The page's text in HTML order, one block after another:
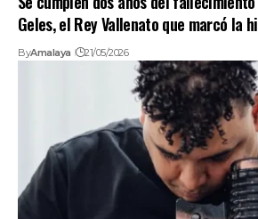
Geles, el Rey Vallenato que marcó la
ByAmalaya 21/05/2026